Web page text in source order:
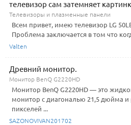
телевизор сам затемняет
Телевизоры и плазменные панели
Всем привет, имею телевизор LG
Проблема заключается в том что
Valten
Древний монитор.
Монитор BenQ G2220HD
Монитор BenQ G2220HD — это
монитор с диагональю 21,5 дюйма и
пикселей ...
SAZONOVIVAN201702